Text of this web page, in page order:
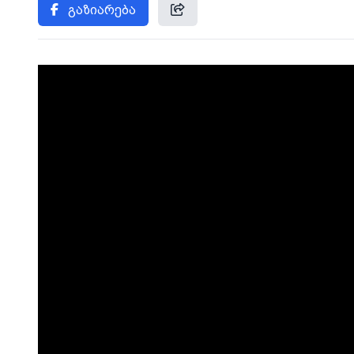
გაზიარება